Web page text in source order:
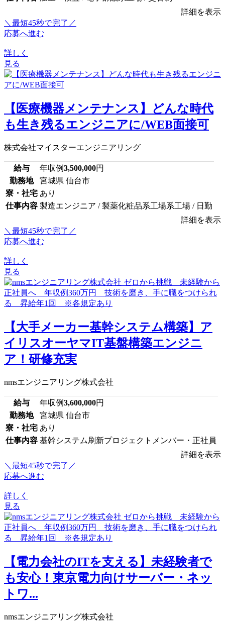
詳細を表示
＼最短45秒で完了／
応募へ進む
詳しく
見る
【医療機器メンテナンス】どんな時代
も生き残るエンジニアに/WEB面接可
株式会社マイスターエンジニアリング
給与 年収例3,500,000円
勤務地
宮城県 仙台市
寮・社宅 あり
仕事内容 製造エンジニア / 製薬化粧品系工場系工場 / 日勤
詳細を表示
＼最短45秒で完了／
応募へ進む
詳しく
見る
【大手メーカー基幹システム構築】ア
イリスオーヤマIT基盤構築エンジニ
ア！研修充実
nmsエンジニアリング株式会社
給与 年収例3,600,000円
勤務地
宮城県 仙台市
寮・社宅 あり
仕事内容 基幹システム刷新プロジェクトメンバー・正社員
詳細を表示
＼最短45秒で完了／
応募へ進む
詳しく
見る
【電力会社のITを支える】未経験者で
も安心！東京電力向けサーバー・ネッ
トワ...
nmsエンジニアリング株式会社